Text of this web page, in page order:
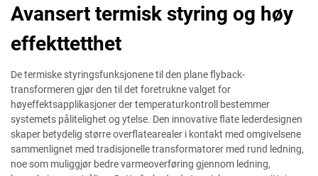
Avansert termisk styring og høy
effekttetthet
De termiske styringsfunksjonene til den plane flyback-
transformeren gjør den til det foretrukne valget for
høyeffektsapplikasjoner der temperaturkontroll bestemmer
systemets pålitelighet og ytelse. Den innovative flate lederdesignen
skaper betydelig større overflatearealer i kontakt med omgivelsene
sammenlignet med tradisjonelle transformatorer med rund ledning,
noe som muliggjør bedre varmeoverføring gjennom ledning,